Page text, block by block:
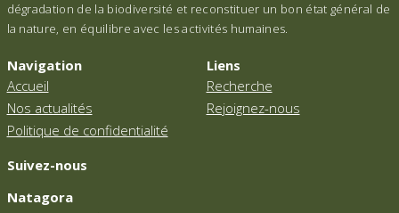
dégradation de la biodiversité et reconstituer un bon état général de
la nature, en équilibre avec les activités humaines.
Navigation
Accueil
Nos actualités
Politique de confidentialité
Liens
Recherche
Rejoignez-nous
Suivez-nous
Natagora